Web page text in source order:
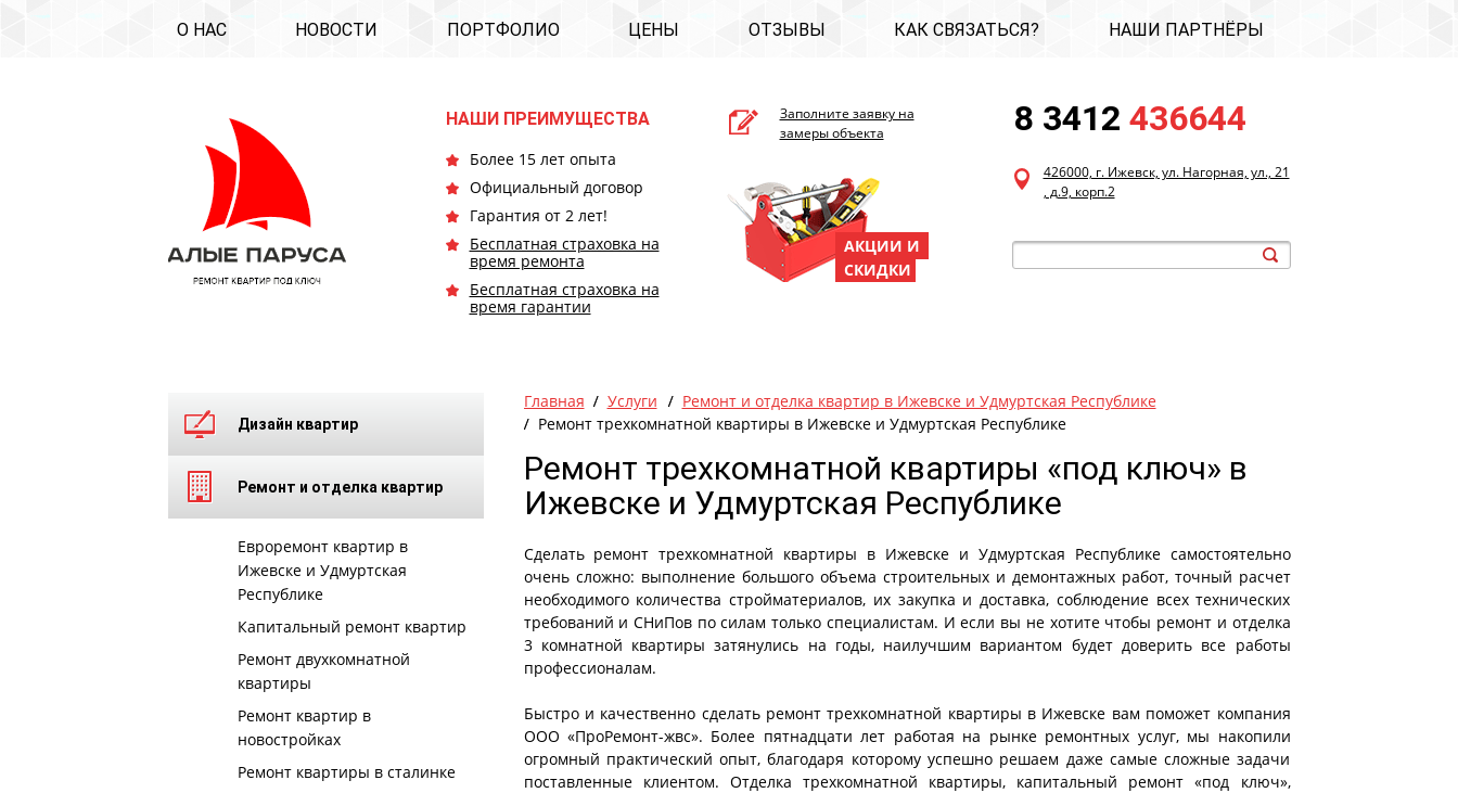
О НАС НОВОСТИ ПОРТФОЛИО ЦЕНЫ ОТЗЫВЫ КАК СВЯЗАТЬСЯ? НАШИ ПАРТНЁРЫ
НАШИ ПРЕИМУЩЕСТВА
Более 15 лет опыта
Официальный договор
Гарантия от 2 лет!
Бесплатная страховка на
время ремонта
Бесплатная страховка на
время гарантии
Заполните заявку на
замеры объекта
АКЦИИ И
СКИДКИ
8 3412 436644
426000, г. Ижевск, ул. Нагорная, ул., 21
, д.9, корп.2
Главная Услуги
Ремонт и отделка квартир в Ижевске и Удмуртская Республике
Ремонт трехкомнатной квартиры в Ижевске и Удмуртская Республике
Ремонт трехкомнатной квартиры «под ключ» в
Ижевске и Удмуртская Республике
Сделать ремонт трехкомнатной квартиры в Ижевске и Удмуртская Республике самостоятельно
очень сложно: выполнение большого объема строительных и демонтажных работ, точный расчет
необходимого количества стройматериалов, их закупка и доставка, соблюдение всех технических
требований и СНиПов по силам только специалистам. И если вы не хотите чтобы ремонт и отделка
3 комнатной квартиры затянулись на годы, наилучшим вариантом будет доверить все работы
профессионалам.
Быстро и качественно сделать ремонт трехкомнатной квартиры в Ижевске вам поможет компания
ООО «ПроРемонт-жвс». Более пятнадцати лет работая на рынке ремонтных услуг, мы накопили
огромный практический опыт, благодаря которому успешно решаем даже самые сложные задачи
поставленные клиентом. Отделка трехкомнатной квартиры, капитальный ремонт «под ключ»,
Дизайн квартир
Ремонт и отделка квартир
Евроремонт квартир в
Ижевске и Удмуртская
Республике
Капитальный ремонт квартир
Ремонт двухкомнатной
квартиры
Ремонт квартир в
новостройках
Ремонт квартиры в сталинке